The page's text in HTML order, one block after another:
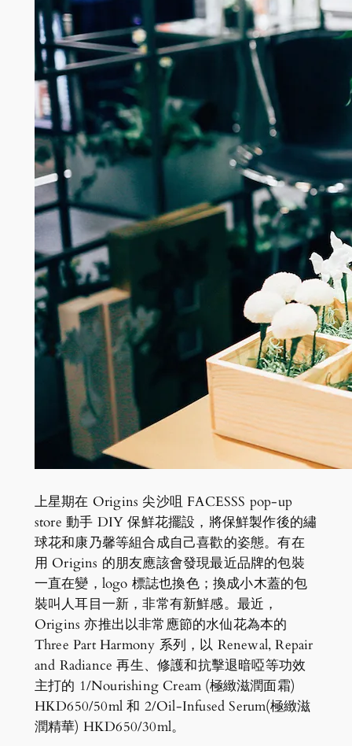
上星期在 Origins 尖沙咀 FACESSS pop-up
store 動手 DIY 保鮮花擺設，將保鮮製作後的繡
球花和康乃馨等組合成自己喜歡的姿態。有在
用 Origins 的朋友應該會發現最近品牌的包裝
一直在變，logo 標誌也換色；換成小木蓋的包
裝叫人耳目一新，非常有新鮮感。最近，
Origins 亦推出以非常應節的水仙花為本的
Three Part Harmony 系列，以 Renewal, Repair
and Radiance 再生、修護和抗擊退暗啞等功效
主打的 1/Nourishing Cream (極緻滋潤面霜)
HKD650/50ml 和 2/Oil-Infused Serum(極緻滋
潤精華) HKD650/30ml。